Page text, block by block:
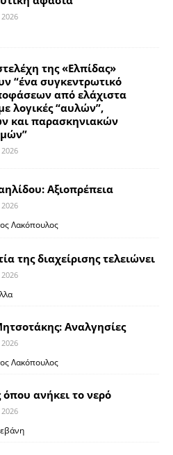
της «Ελπίδας»
“ένα συγκεντρωτικό
από ελάχιστα
λογικές “αυλών”,
και παρασκηνιακών
Αξιοπρέπεια
Λακόπουλος
της διαχείρισης τελειώνει
Αναλγησίες
Λακόπουλος
ανήκει το νερό